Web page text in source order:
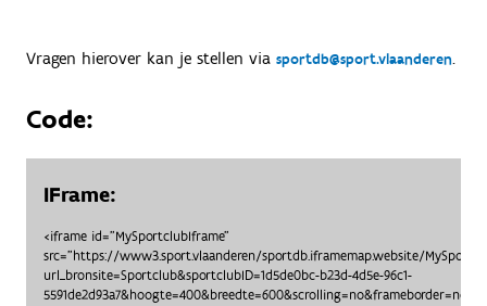
Vragen hierover kan je stellen via sportdb@sport.vlaanderen.
Code:
IFrame:
<iframe id="MySportclubIframe"
src="https://www3.sport.vlaanderen/sportdb.iframemap.website/
url_bronsite=Sportclub&sportclubID=1d5de0bc-b23d-4d5e-96c1-
5591de2d93a7&hoogte=400&breedte=600&scrolling=no&frameborder=no">